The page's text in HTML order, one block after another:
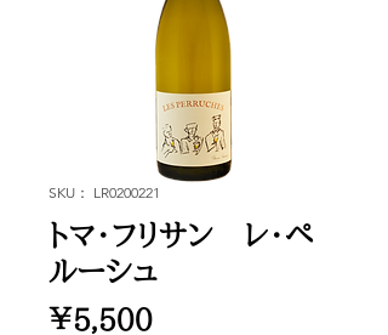
SKU： LR0200221
トマ・フリサン レ・ペ
ルーシュ
￥5,500価